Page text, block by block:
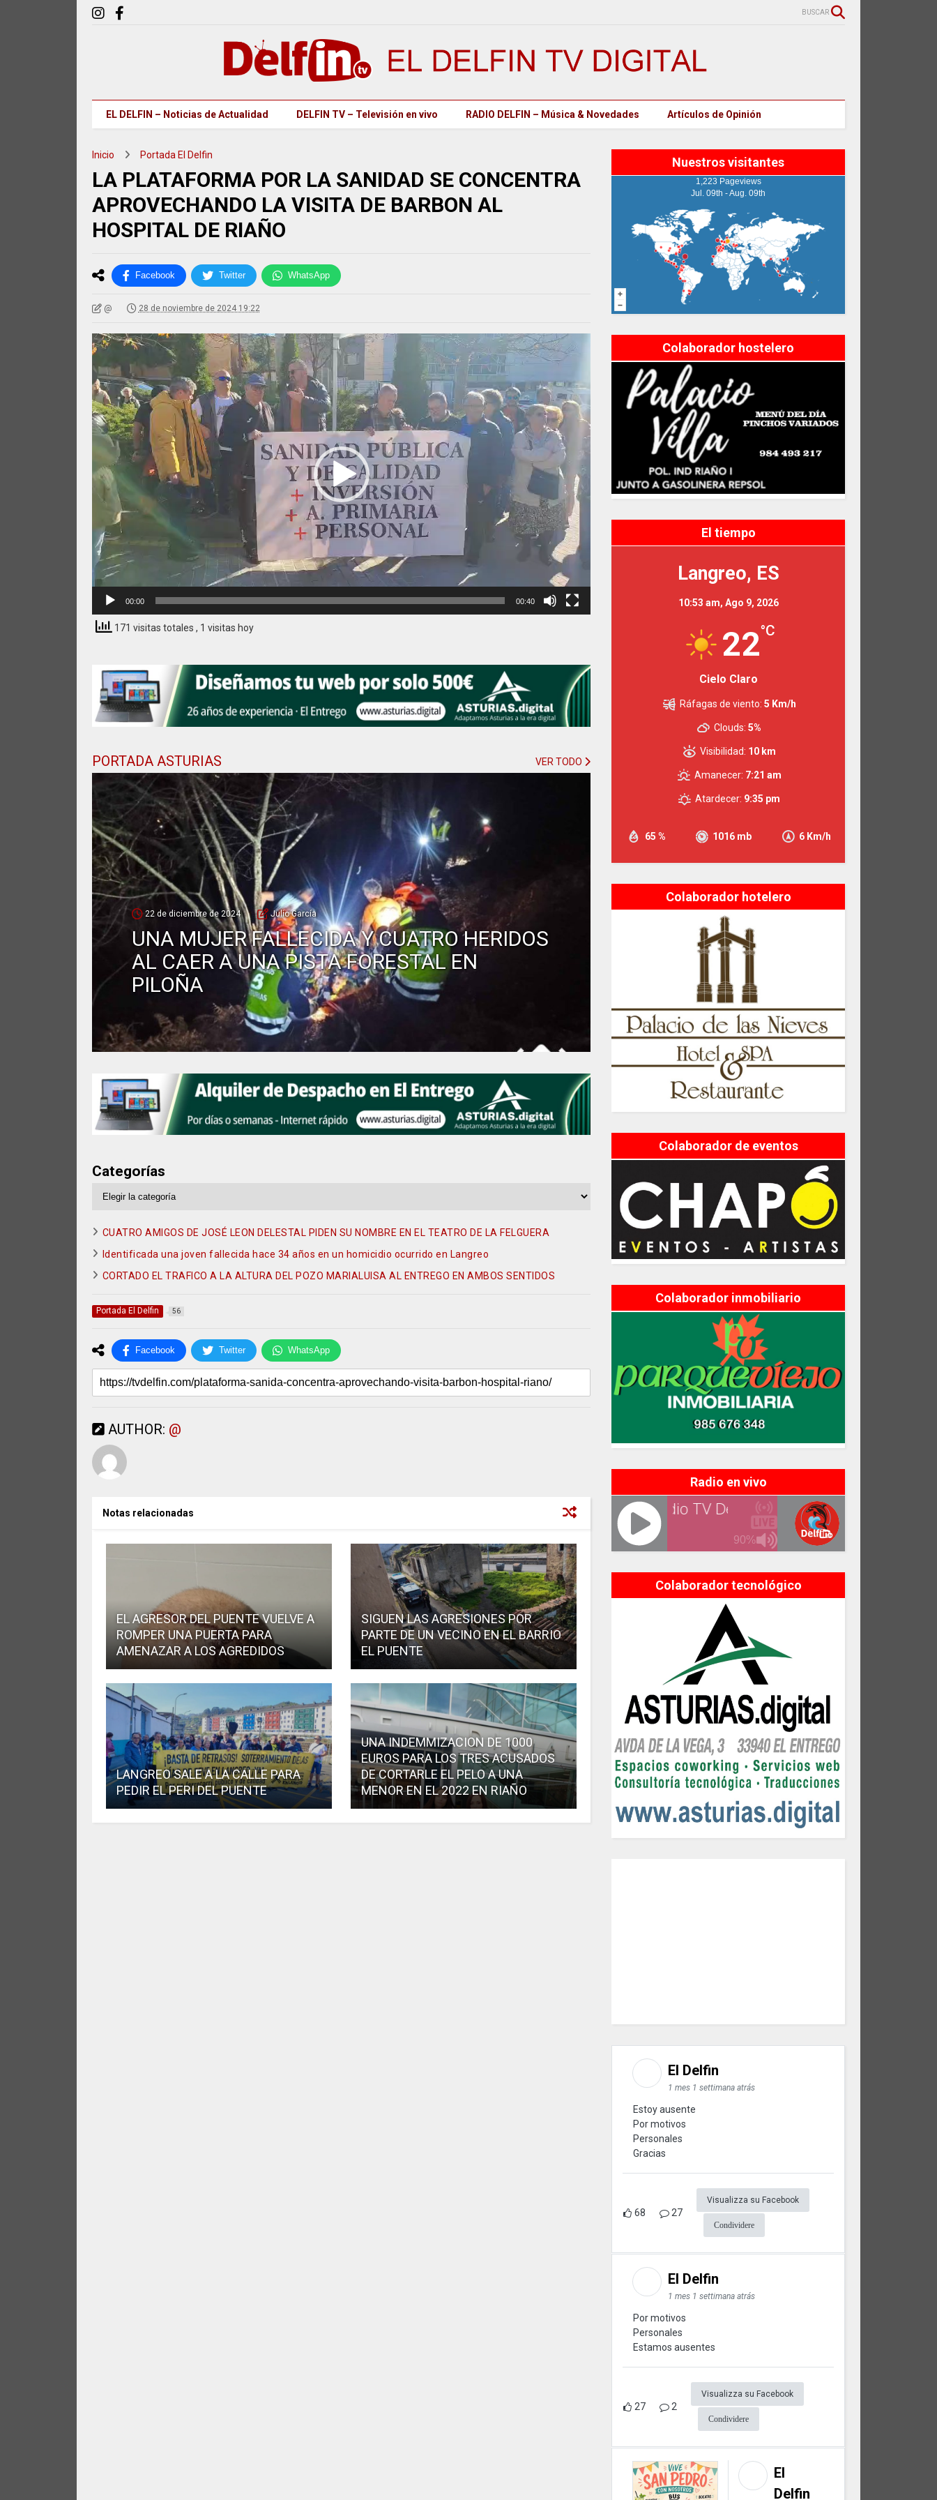
BUSCAR
EL DELFIN – Noticias de Actualidad DELFIN TV – Televisión en vivo RADIO DELFIN – Música & Novedades Artículos de Opinión
Inicio Portada El Delfin
LA PLATAFORMA POR LA SANIDAD SE CONCENTRA
APROVECHANDO LA VISITA DE BARBON AL
HOSPITAL DE RIAÑO
Facebook Twitter WhatsApp
@ 28 de noviembre de 2024 19:22
Reproductor
de
vídeo
00:00 00:40
171 visitas totales , 1 visitas hoy
PORTADA ASTURIAS VER TODO
22 de diciembre de 2024 Julio García
UNA MUJER FALLECIDA Y CUATRO HERIDOS
AL CAER A UNA PISTA FORESTAL EN
PILOÑA
Categorías
CUATRO AMIGOS DE JOSÉ LEON DELESTAL PIDEN SU NOMBRE EN EL TEATRO DE LA FELGUERA
Identificada una joven fallecida hace 34 años en un homicidio ocurrido en Langreo
CORTADO EL TRAFICO A LA ALTURA DEL POZO MARIALUISA AL ENTREGO EN AMBOS SENTIDOS
Portada El Delfin 56
Facebook Twitter WhatsApp
AUTHOR: @
Notas relacionadas
EL AGRESOR DEL PUENTE VUELVE A
ROMPER UNA PUERTA PARA
AMENAZAR A LOS AGREDIDOS
SIGUEN LAS AGRESIONES POR
PARTE DE UN VECINO EN EL BARRIO
EL PUENTE
LANGREO SALE A LA CALLE PARA
PEDIR EL PERI DEL PUENTE
UNA INDEMMIZACION DE 1000
EUROS PARA LOS TRES ACUSADOS
DE CORTARLE EL PELO A UNA
MENOR EN EL 2022 EN RIAÑO
Nuestros visitantes
1,223 Pageviews
Jul. 09th - Aug. 09th
Colaborador hostelero
El tiempo
Langreo, ES
10:53 am, Ago 9, 2026
22°C
Cielo Claro
65 % 1016 mb 6 Km/h
Ráfagas de viento: 5 Km/h
Clouds: 5%
Visibilidad: 10 km
Amanecer: 7:21 am
Atardecer: 9:35 pm
Colaborador hotelero
Colaborador de eventos
Colaborador inmobiliario
Radio en vivo
Colaborador tecnológico
El Delfin
1 mes 1 settimana atrás
Estoy ausente
Por motivos
Personales
Gracias
68 27
Visualizza su Facebook
Condividere
El Delfin
1 mes 1 settimana atrás
Por motivos
Personales
Estamos ausentes
27 2
Visualizza su Facebook
Condividere
El
Delfin